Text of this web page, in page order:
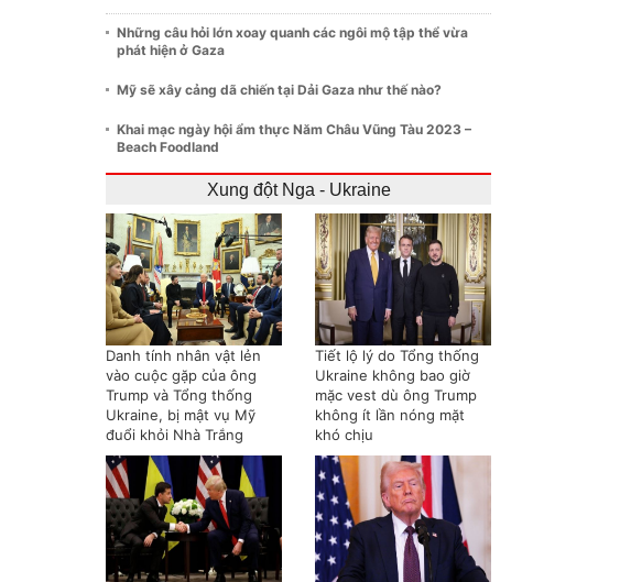
Những câu hỏi lớn xoay quanh các ngôi mộ tập thể vừa
phát hiện ở Gaza
Mỹ sẽ xây cảng dã chiến tại Dải Gaza như thế nào?
Khai mạc ngày hội ẩm thực Năm Châu Vũng Tàu 2023 –
Beach Foodland
Xung đột Nga - Ukraine
Danh tính nhân vật lẻn
vào cuộc gặp của ông
Trump và Tổng thống
Ukraine, bị mật vụ Mỹ
đuổi khỏi Nhà Trắng
Tiết lộ lý do Tổng thống
Ukraine không bao giờ
mặc vest dù ông Trump
không ít lần nóng mặt
khó chịu